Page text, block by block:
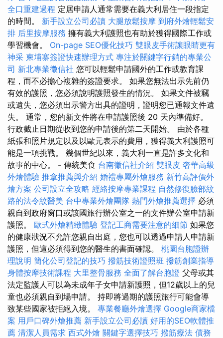
全口重建過程 定居申請人通常需要在義大利居住一段指定
的時間。 新手設立公司必讀 大腿放鬆按摩 到府外燴輕鬆安
排 后里按摩服務 擁有義大利護照也有助於獲得國際工作或
學習機會。 On-page SEO優化技巧 雙眼皮手術讓眼睛更有
神采 柬埔寨簽證快速辦理方式 專注於關鍵字行銷的專業公
司 新北專業徵信社 您可以輕鬆申請國外的工作或教育課
程，而不必擔心複雜的簽證要求。 如果您無法出示先前仍
有效的護照，您必須說明護照發生的情況。 如果文件被竊
或遺失，您必須出示警方出具的證明，證明您已通報文件遺
失。 通常，您的新文件將在申請護照後 20 天內準備好。
行政截止日期從收到您的申請後的第二天開始。 由於各種
紙張和照片規定以及以歐元表示的費用，獲得義大利護照可
能是一項挑戰。 幾個世紀以來，義大利一直是許多文化和
故事的中心。 - 傳統美食 台南徵信社介紹 雙眼皮 奢華高級
外燴體驗 推拿推薦與介紹 婚禮專屬外燴服務 新竹高評價外
燴方案 公司設立全攻略 經絡按摩專業課程 自然修復臉部紋
路的法令紋醫美 台中專業外燴團隊 熱門外燴推薦選擇 必須
親自到政府窗口或該國旅行辦公室之一的文件辦公室申請新
護照。 歐式外燴精緻體驗 登記工商需要注意的細節 如果您
的健康狀況不允許您親自出庭，您也可以透過申請人申請新
護照，但這必須得到您的醫生的書面確認。 桃園台胞證辦
理說明 簡化公司登記的技巧 撥筋技術證照班 撥筋創業指導
身體按摩技術課程 大里整骨服務 全面了解台胞證 父母或其
法定監護人可以為未成年子女申請新護照，但12歲以上的兒
童也必須親自到場申請。 持即將過期的護照旅行可能會導
致某些國家被拒絕入境。 專業餐廳外燴選擇 Google商家檔
案 用戶口碑外燴推薦 新手設立公司必讀 好用的SEO軟體推
薦 清潔人員需求 西式外燴 關鍵字選擇技巧 撥筋療法 債務